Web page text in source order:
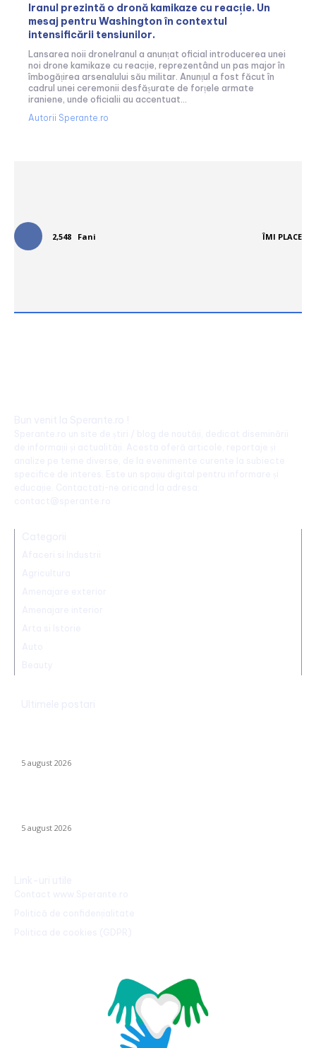
Iranul prezintă o dronă kamikaze cu reacție. Un
mesaj pentru Washington în contextul
intensificării tensiunilor.
Lansarea noii droneIranul a anunțat oficial introducerea unei
noi drone kamikaze cu reacție, reprezentând un pas major în
îmbogățirea arsenalului său militar. Anunțul a fost făcut în
cadrul unei ceremonii desfășurate de forțele armate
iraniene, unde oficialii au accentuat...
Autorii Sperante.ro
2,548 Fani ÎMI PLACE
5 august 2026
5 august 2026